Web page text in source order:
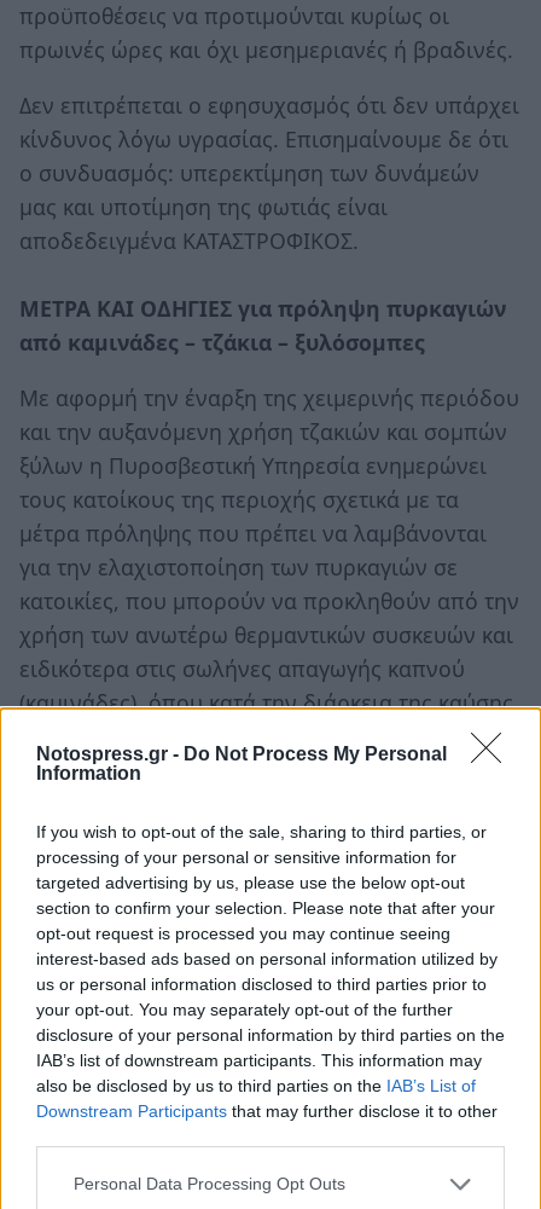
Notospress.gr - Do Not Process My Personal
Information
If you wish to opt-out of the sale, sharing to third parties, or
processing of your personal or sensitive information for
targeted advertising by us, please use the below opt-out
section to confirm your selection. Please note that after your
opt-out request is processed you may continue seeing
interest-based ads based on personal information utilized by
us or personal information disclosed to third parties prior to
your opt-out. You may separately opt-out of the further
disclosure of your personal information by third parties on the
IAB’s list of downstream participants. This information may
also be disclosed by us to third parties on the IAB’s List of
Downstream Participants that may further disclose it to other
Personal Data Processing Opt Outs
προϋποθέσεις να προτιμούνται κυρίως οι
πρωινές ώρες και όχι μεσημεριανές ή βραδινές.
Δεν επιτρέπεται ο εφησυχασμός ότι δεν υπάρχει
κίνδυνος λόγω υγρασίας. Επισημαίνουμε δε ότι
ο συνδυασμός: υπερεκτίμηση των δυνάμεών
μας και υποτίμηση της φωτιάς είναι
αποδεδειγμένα ΚΑΤΑΣΤΡΟΦΙΚΟΣ.
ΜΕΤΡΑ ΚΑΙ ΟΔΗΓΙΕΣ για πρόληψη πυρκαγιών
από καμινάδες – τζάκια – ξυλόσομπες
Με αφορμή την έναρξη της χειμερινής περιόδου
και την αυξανόμενη χρήση τζακιών και σομπών
ξύλων η Πυροσβεστική Υπηρεσία ενημερώνει
τους κατοίκους της περιοχής σχετικά με τα
μέτρα πρόληψης που πρέπει να λαμβάνονται
για την ελαχιστοποίηση των πυρκαγιών σε
κατοικίες, που μπορούν να προκληθούν από την
χρήση των ανωτέρω θερμαντικών συσκευών και
ειδικότερα στις σωλήνες απαγωγής καπνού
(καμινάδες), όπου κατά την διάρκεια της καύσης,
υπολείμματα καύσιμης ύλης παρασύρονται από
τα καυσαέρια και καθώς απομακρύνονται από
περιβάλλον, υγροποιούνται και επικάθονται στα
τοιχώματα της καμινάδας περιμένοντας εκεί να
τους δοθεί μια ακόμα ευκαιρία ανάφλεξης.
Συγκεκριμένα θα πρέπει να τηρούνται τα
ακόλουθα :
1. Μην ανάβετε φωτιά με τη χρήση βενζίνης,
πετρελαίου ή οινοπνεύματος καθώς, λόγω της
μεγάλης αναφλεξιμότητας των αερίων που
εκλύουν, δημιουργούν απότομα μεγάλη έκταση
2. Απομακρύνετε αντικείμενα που είναι